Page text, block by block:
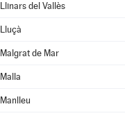
Llinars del Vallès
Lluçà
Malgrat de Mar
Malla
Manlleu